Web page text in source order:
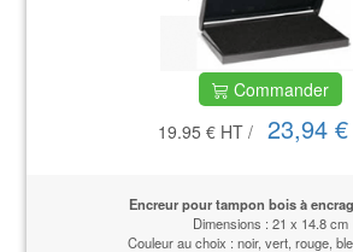
Commander
19.95 € HT / 23,94 €
Encreur pour tampon bois à
Dimensions : 21 x 14.8 cm
Couleur au choix : noir, vert, rouge,